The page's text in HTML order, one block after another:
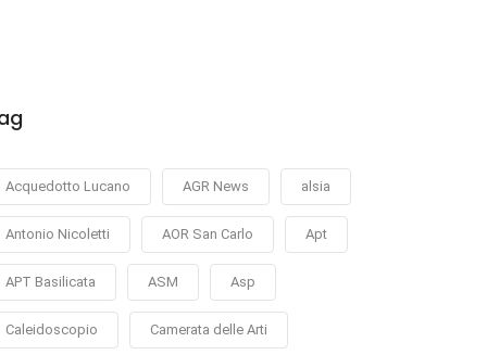
Acquedotto Lucano AGR News alsia
Antonio Nicoletti AOR San Carlo Apt
APT Basilicata ASM Asp
Caleidoscopio Camerata delle Arti